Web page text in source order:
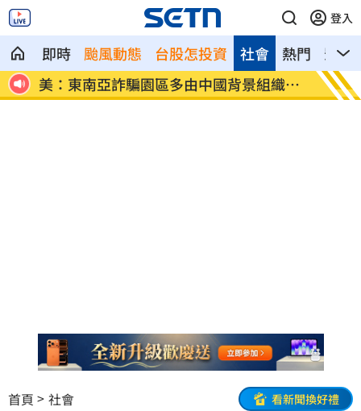
登入
即時 颱風動態 台股怎投資 熱門 影音
社會
」 美：東南亞詐騙園區多由中國背景組織主
導
拆監
首頁 社會 看新聞換好禮